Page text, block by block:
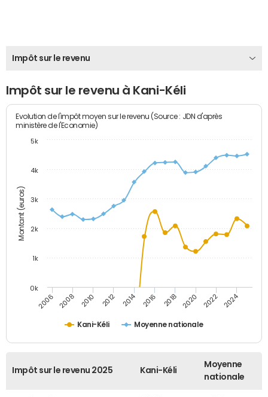
Impôt sur le revenu
Impôt sur le revenu à Kani-Kéli
Montant (euros)
Evolution de l'impôt moyen sur le revenu (Source : JDN d'après
ministère de l'Economie)
Kani-Kéli Moyenne nationale
2006 2008 2010 2012 2014 2016 2018 2020 2022 2024
0k
1k
2k
3k
4k
5k
Impôt sur le revenu 2025 Kani-Kéli
Moyenne
nationale